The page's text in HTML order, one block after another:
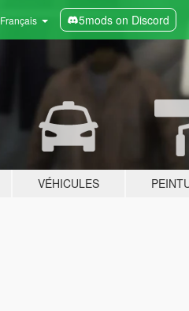
Français 5mods on Discord
VÉHICULES